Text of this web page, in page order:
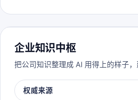
企业知识中枢
把公司知识整理成 AI 用得上的样子
权威来源